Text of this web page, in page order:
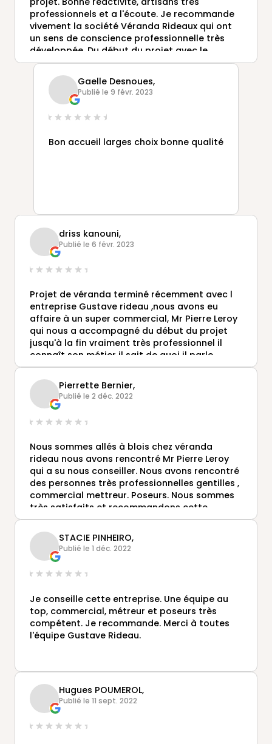
professionnels et a l'écoute. Je recommande
vivement la société Véranda Rideaux qui ont
un sens de conscience professionnelle très
développée. Du début du projet avec le
commercial en passant par la réception, la
pose, la réalisation de la dalle, carrelage et
l'électricité réalisés par les professionnels en
relation avec la société Gustave Rideau. Très
content du résultat.
Gaelle Desnoues,
Publié le 9 févr. 2023
Bon accueil larges choix bonne qualité
driss kanouni,
Publié le 6 févr. 2023
Projet de véranda terminé récemment avec l
entreprise Gustave rideau ,nous avons eu
affaire à un super commercial, Mr Pierre Leroy
qui nous a accompagné du début du projet
jusqu'à la fin vraiment très professionnel il
connaît son métier il sait de quoi il parle
vraiment si vous avez besoin d'un conseil pour
votre futur projet, n hésiter pas à le contacter
sincèrement ,je vous laisse apprécier les
quelques photos elles parleront d elles même,
merci Gustave rideau et encore merci à Mr
Leroy
Pierrette Bernier,
Publié le 2 déc. 2022
Nous sommes allés à blois chez véranda
rideau nous avons rencontré Mr Pierre Leroy
qui a su nous conseiller. Nous avons rencontré
des personnes très professionnelles gentilles ,
commercial mettreur. Poseurs. Nous sommes
très satisfaits et recommandons cette
société
STACIE PINHEIRO,
Publié le 1 déc. 2022
Je conseille cette entreprise. Une équipe au
top, commercial, métreur et poseurs très
compétent. Je recommande. Merci à toutes
l'équipe Gustave Rideau.
Hugues POUMEROL,
Publié le 11 sept. 2022